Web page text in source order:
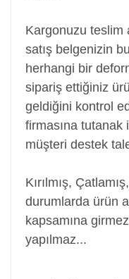
Kargonuzu teslim
satış belgenizin
herhangi bir
sipariş ettiğiniz
geldiğini kontrol
firmasına tutanak
müşteri destek
Kırılmış,
durumlarda ürün
kapsamına
yapılmaz...